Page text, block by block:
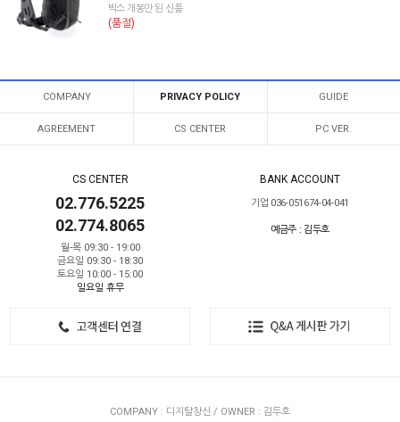
박스 개봉만 된 신품
(품절)
COMPANY PRIVACY POLICY GUIDE
AGREEMENT CS CENTER PC VER.
CS CENTER
02.776.5225
02.774.8065
월-목 09:30 - 19:00
금요일 09:30 - 18:30
토요일 10:00 - 15:00
일요일 휴무
BANK ACCOUNT
기업 036-051674-04-041
예금주 : 김두호
COMPANY : 디지탈창신 / OWNER : 김두호